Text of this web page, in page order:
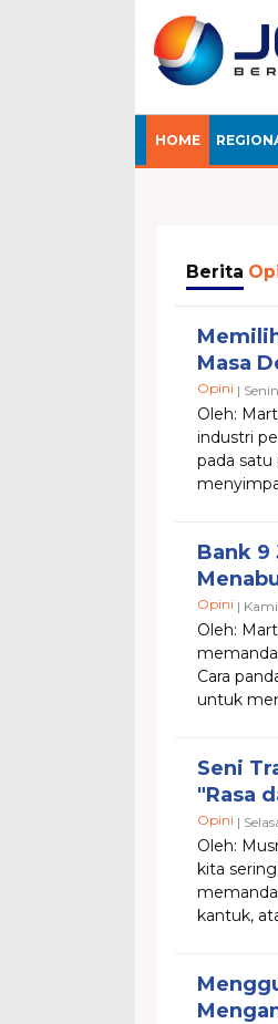
HOME
Berita
Masa
Opini |
Oleh:
industri
pada satu
Bank 9
Opini |
Oleh:
Cara
untuk
Seni
"Rasa
Opini |
Oleh:
kita
kantuk,